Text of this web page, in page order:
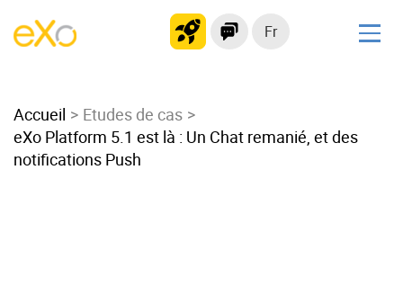
Fr
Intranet moderne
Plateforme collaborative
Réseau social
Accueil
Etudes de cas
eXo Platform 5.1 est là : Un Chat remanié, et des
notifications Push